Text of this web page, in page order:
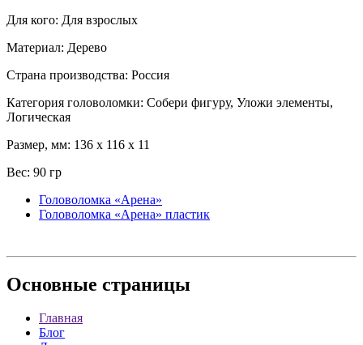
Для кого: Для взрослых
Материал: Дерево
Страна производства: Россия
Категория головоломки: Собери фигуру, Уложи элементы,
Логическая
Размер, мм: 136 x 116 x 11
Вес: 90 гр
Головоломка «Арена»
Головоломка «Арена» пластик
Основные страницы
Главная
Блог